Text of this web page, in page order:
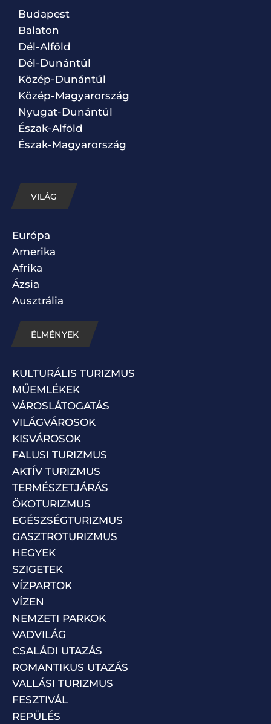
Budapest
Balaton
Dél-Alföld
Dél-Dunántúl
Közép-Dunántúl
Közép-Magyarország
Nyugat-Dunántúl
Észak-Alföld
Észak-Magyarország
VILÁG
Európa
Amerika
Afrika
Ázsia
Ausztrália
ÉLMÉNYEK
KULTURÁLIS TURIZMUS
MŰEMLÉKEK
VÁROSLÁTOGATÁS
VILÁGVÁROSOK
KISVÁROSOK
FALUSI TURIZMUS
AKTÍV TURIZMUS
TERMÉSZETJÁRÁS
ÖKOTURIZMUS
EGÉSZSÉGTURIZMUS
GASZTROTURIZMUS
HEGYEK
SZIGETEK
VÍZPARTOK
VÍZEN
NEMZETI PARKOK
VADVILÁG
CSALÁDI UTAZÁS
ROMANTIKUS UTAZÁS
VALLÁSI TURIZMUS
FESZTIVÁL
REPÜLÉS